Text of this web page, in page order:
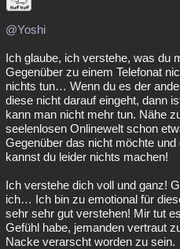
@Yoshi
Ich glaube, ich verstehe, was du
Gegenüber zu einem Telefonat
nichts tun… Wenn du es der
diese nicht darauf eingeht, dann
kann man nicht mehr tun. Nähe
seelenlosen Onlinewelt schon
Gegenüber das nicht möchte
kannst du leider nichts machen!
Ich verstehe dich voll und ganz!
ich… Ich bin zu emotional für
sehr sehr gut verstehen! Mir tut
Gefühl habe, jemanden vertraut
Nacke verarscht worden zu sein.